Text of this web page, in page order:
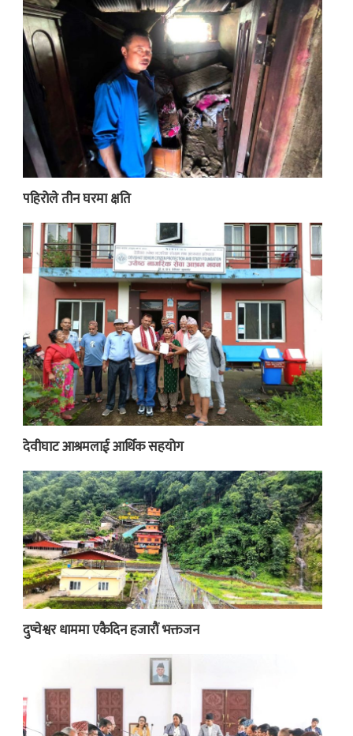
पहिरोले तीन घरमा क्षति
देवीघाट आश्रमलाई आर्थिक सहयोग
दुप्चेश्वर धाममा एकैदिन हजारौं भक्तजन